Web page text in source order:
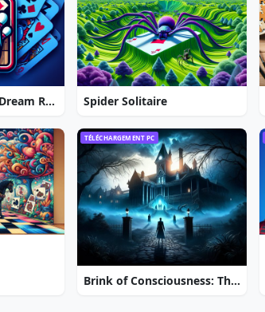
Strike Solitaire 3: Dream Resort Spider Solitaire
TÉLÉCHARGEMENT PC
Brink of Consciousness: The Lonely Hearts Murders